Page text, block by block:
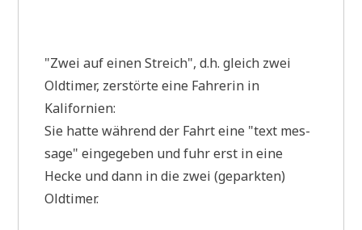
"Zwei auf einen Streich", d.h. gleich zwei
Old­ti­mer, zer­stör­te eine Fah­re­rin in
Kalifornien:
Sie hat­te wäh­rend der Fahrt eine "text mes­
sa­ge" ein­ge­ge­ben und fuhr erst in eine
Hecke und dann in die zwei (gepark­ten)
Oldtimer.